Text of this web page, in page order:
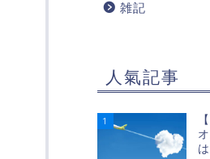
雑記
人氣記事
1